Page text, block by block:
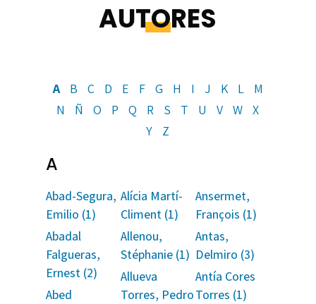
AUTORES
A B C D E F G H I J K L
M
N
Ñ O P Q R S T U V W
X
Y
Z
A
Abad-Segura,
Emilio (1)
Abadal
Falgueras,
Ernest (2)
Abed
Alícia Martí-
Climent (1)
Allenou,
Stéphanie (1)
Allueva
Torres, Pedro
Ansermet,
François (1)
Antas,
Delmiro (3)
Antía Cores
Torres (1)